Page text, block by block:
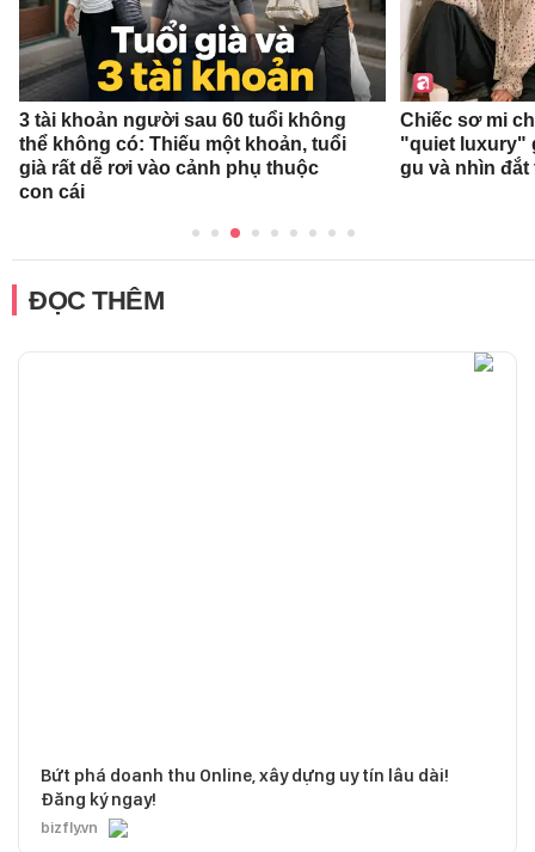
3 tài khoản người sau 60 tuổi không
thể không có: Thiếu một khoản, tuổi
già rất dễ rơi vào cảnh phụ thuộc
con cái
Chiếc sơ mi
"quiet luxury"
gu và nhìn
ĐỌC THÊM
Bứt phá doanh thu Online, xây dựng uy tín lâu dài!
Đăng ký ngay!
bizfly.vn